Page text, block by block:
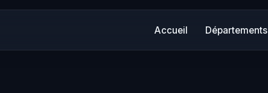
Accueil Départements